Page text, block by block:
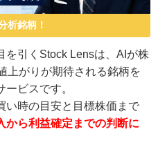
析銘柄！
を引くStock Lensは、AIが株
上がりが期待される銘柄を
ビスです。
い時の目安と目標株価まで
から利益確定までの判断に